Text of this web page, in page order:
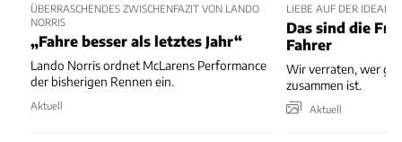
ÜBERRASCHENDES ZWISCHENFAZIT VON LANDO
NORRIS
„Fahre besser als letztes Jahr“
Lando Norris ordnet McLarens Performance
der bisherigen Rennen ein.
Aktuell
LIEBE AUF DER
Das sind die
Fahrer
Wir verraten, wer
zusammen ist.
Aktuell